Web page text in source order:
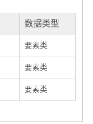
数据类型
要素类
要素类
要素类